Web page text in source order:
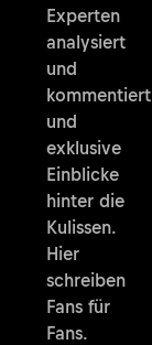
Experten
analysiert
und
kommentiert
und
exklusive
Einblicke
hinter die
Kulissen.
Hier
schreiben
Fans für
Fans.